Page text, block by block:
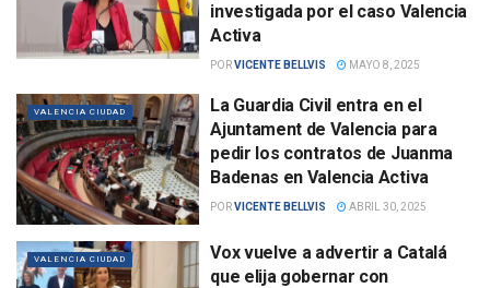
investigada por el caso Valencia
Activa
PORVICENTE BELLVIS MAYO 8, 2025
VALENCIA CIUDAD
La Guardia Civil entra en el
Ajuntament de Valencia para
pedir los contratos de Juanma
Badenas en Valencia Activa
PORVICENTE BELLVIS ABRIL 30, 2025
VALENCIA CIUDAD
Vox vuelve a advertir a Catalá
que elija gobernar con